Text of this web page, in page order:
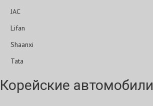
JAC
Lifan
Shaanxi
Tata
Корейские автомобили